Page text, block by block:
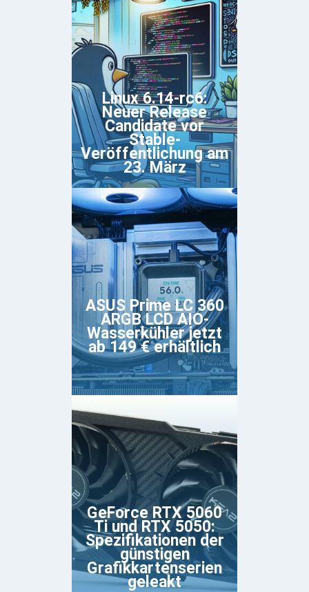
Linux 6.14-rc6:
Neuer Release
Candidate vor
Stable-
Veröffentlichung am
23. März
ASUS Prime LC 360
ARGB LCD AIO-
Wasserkühler jetzt
ab 149 € erhältlich
GeForce RTX 5060
Ti und RTX 5050:
Spezifikationen der
günstigen
Grafikkartenserien
geleakt